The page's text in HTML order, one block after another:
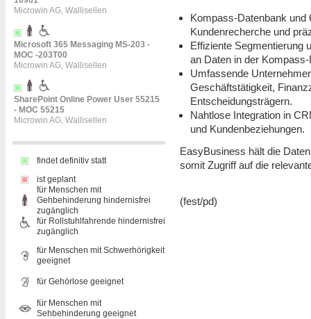
Microwin AG, Wallisellen
Microsoft 365 Messaging MS-203 -
MOC -203T00
Microwin AG, Wallisellen
SharePoint Online Power User 55215
- MOC 55215
Microwin AG, Wallisellen
findet definitiv statt
ist geplant
für Menschen mit
Gehbehinderung hindernisfrei
zugänglich
für Rollstuhlfahrende hindernisfrei
zugänglich
für Menschen mit Schwerhörigkeit
geeignet
für Gehörlose geeignet
für Menschen mit
Sehbehinderung geeignet
Kompass-Datenbank und
Kundenrecherche und
Effiziente Segmentierung
an Daten in der
Umfassende
Geschäftstätigkeit,
Entscheidungsträgern.
Nahtlose Integration in
und Kundenbeziehungen.
EasyBusiness hält die
somit Zugriff auf die
(fest/pd)